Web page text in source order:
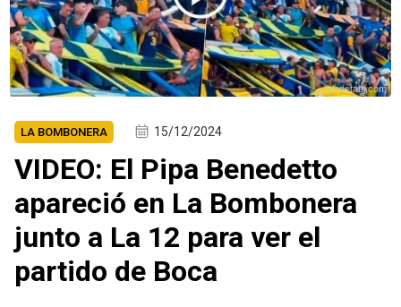
planetabj.com
LA BOMBONERA 15/12/2024
VIDEO: El Pipa Benedetto
apareció en La Bombonera
junto a La 12 para ver el
partido de Boca